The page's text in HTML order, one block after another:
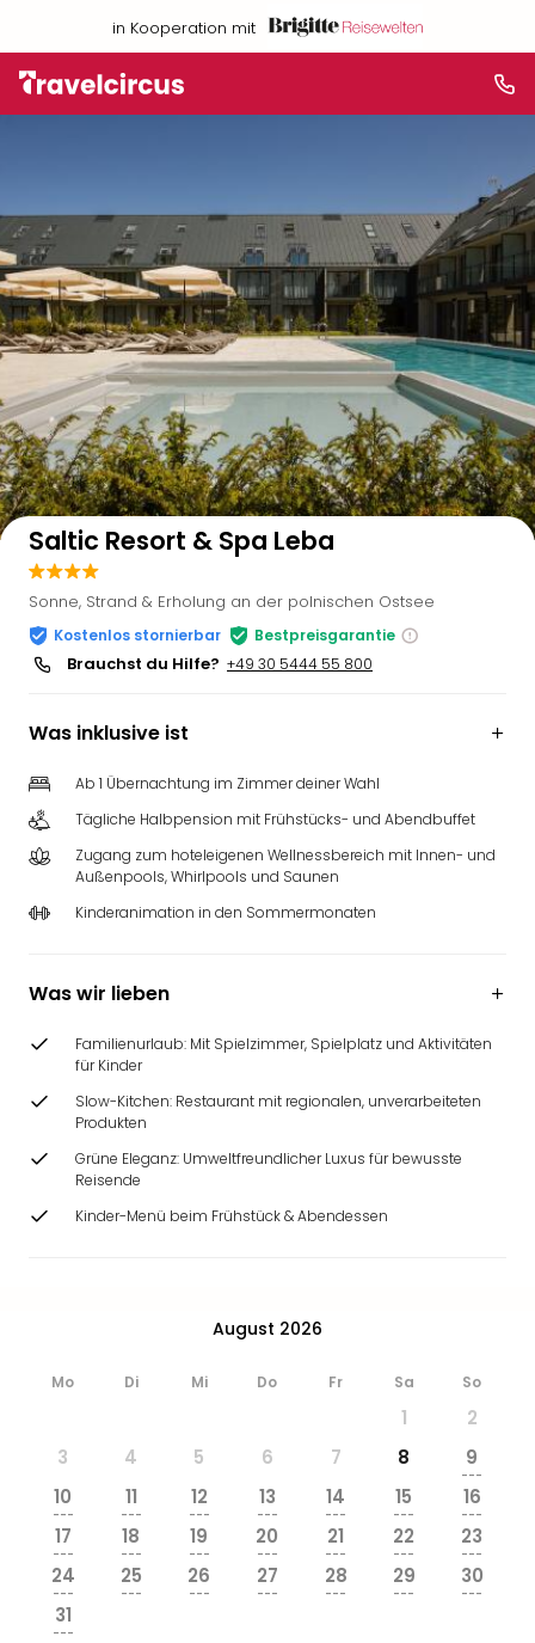
in Kooperation mit
Auf der Karte anzeigen
Saltic Resort & Spa Leba
Sonne, Strand & Erholung an der polnischen Ostsee
Kostenlos stornierbar Bestpreisgarantie
Brauchst du Hilfe? +49 30 5444 55 800
Was inklusive ist
Ab 1 Übernachtung im Zimmer deiner Wahl
Tägliche Halbpension mit Frühstücks- und Abendbuffet
Zugang zum hoteleigenen Wellnessbereich mit Innen- und
Außenpools, Whirlpools und Saunen
Kinderanimation in den Sommermonaten
Was wir lieben
Familienurlaub: Mit Spielzimmer, Spielplatz und Aktivitäten
für Kinder
Slow-Kitchen: Restaurant mit regionalen, unverarbeiteten
Produkten
Grüne Eleganz: Umweltfreundlicher Luxus für bewusste
Reisende
Kinder-Menü beim Frühstück & Abendessen
August 2026
Mo Di Mi Do Fr Sa So
1
2
3
4 5 6 7 8 9
---
10
---
11
---
12
---
13
---
14
---
15
---
16
---
17
---
18
---
19
---
20
---
21
---
22
---
23
---
24
---
25
---
26
---
27
---
28
---
29
---
30
---
31
---